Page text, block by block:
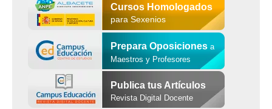
Cursos Homologados
para Sexenios
Prepara Oposiciones a
Maestros y Profesores
Publica tus Artículos
Revista Digital Docente